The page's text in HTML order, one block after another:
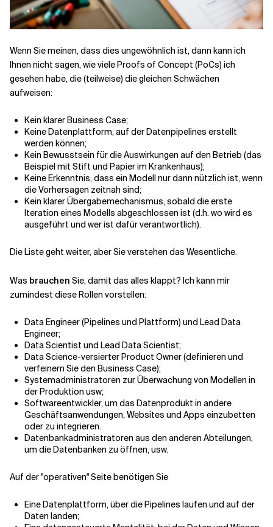
Wenn Sie meinen, dass dies ungewöhnlich ist, dann kann ich
Ihnen nicht sagen, wie viele Proofs of Concept (PoCs) ich
gesehen habe, die (teilweise) die gleichen Schwächen
aufweisen:
Kein klarer Business Case;
Keine Datenplattform, auf der Datenpipelines erstellt
werden können;
Kein Bewusstsein für die Auswirkungen auf den Betrieb (das
Beispiel mit Stift und Papier im Krankenhaus);
Keine Erkenntnis, dass ein Modell nur dann nützlich ist, wenn
die Vorhersagen zeitnah sind;
Kein klarer Übergabemechanismus, sobald die erste
Iteration eines Modells abgeschlossen ist (d.h. wo wird es
ausgeführt und wer ist dafür verantwortlich).
Die Liste geht weiter, aber Sie verstehen das Wesentliche.
Was brauchen Sie, damit das alles klappt? Ich kann mir
zumindest diese Rollen vorstellen:
Data Engineer (Pipelines und Plattform) und Lead Data
Engineer;
Data Scientist und Lead Data Scientist;
Data Science-versierter Product Owner (definieren und
verfeinern Sie den Business Case);
Systemadministratoren zur Überwachung von Modellen in
der Produktion usw;
Softwareentwickler, um das Datenprodukt in andere
Geschäftsanwendungen, Websites und Apps einzubetten
oder zu integrieren.
Datenbankadministratoren aus den anderen Abteilungen,
um die Datenbanken zu öffnen, usw.
Auf der "operativen" Seite benötigen Sie
Eine Datenplattform, über die Pipelines laufen und auf der
Daten landen;